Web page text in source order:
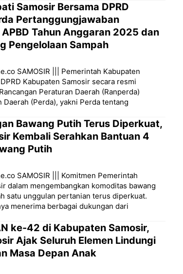
Samosir Bersama DPRD
Pertanggungjawaban
Tahun Anggaran 2025 dan
Pengelolaan Sampah
SAMOSIR ||| Pemerintah Kabupaten
Kabupaten Samosir secara resmi
Peraturan Daerah (Ranperda)
Daerah (Perda), yakni Perda tentang
Bawang Putih Terus Diperkuat,
Kembali Serahkan Bantuan 4
Putih
SAMOSIR ||| Komitmen Pemerintah
dalam mengembangkan komoditas bawang
satu unggulan pertanian terus diperkuat.
menerima berbagai dukungan dari
ke-42 di Kabupaten Samosir,
Ajak Seluruh Elemen Lindungi
Masa Depan Anak